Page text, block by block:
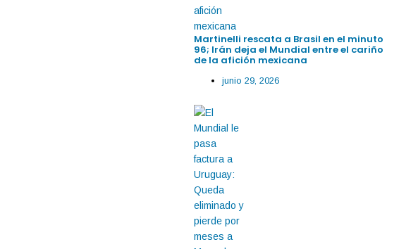
Martinelli rescata a Brasil en el minuto
96; Irán deja el Mundial entre el cariño
de la afición mexicana
junio 29, 2026